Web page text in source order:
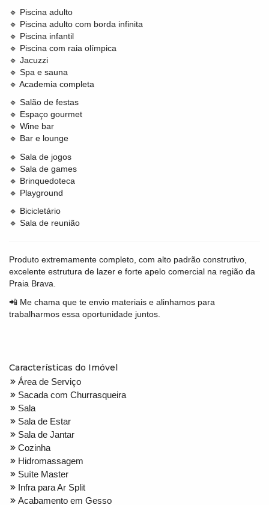
🔹 Piscina adulto
🔹 Piscina adulto com borda infinita
🔹 Piscina infantil
🔹 Piscina com raia olímpica
🔹 Jacuzzi
🔹 Spa e sauna
🔹 Academia completa
🔹 Salão de festas
🔹 Espaço gourmet
🔹 Wine bar
🔹 Bar e lounge
🔹 Sala de jogos
🔹 Sala de games
🔹 Brinquedoteca
🔹 Playground
🔹 Bicicletário
🔹 Sala de reunião
Produto extremamente completo, com alto padrão construtivo,
excelente estrutura de lazer e forte apelo comercial na região da
Praia Brava.
📲 Me chama que te envio materiais e alinhamos para
trabalharmos essa oportunidade juntos.
Características do Imóvel
Área de Serviço
Sacada com Churrasqueira
Sala
Sala de Estar
Sala de Jantar
Cozinha
Hidromassagem
Suíte Master
Infra para Ar Split
Acabamento em Gesso